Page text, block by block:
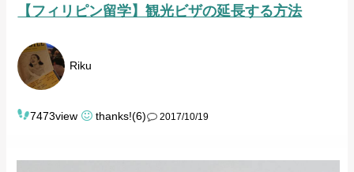
【フィリピン留学】観光ビザの延長する方法
Riku
7473view thanks!(6) 2017/10/19